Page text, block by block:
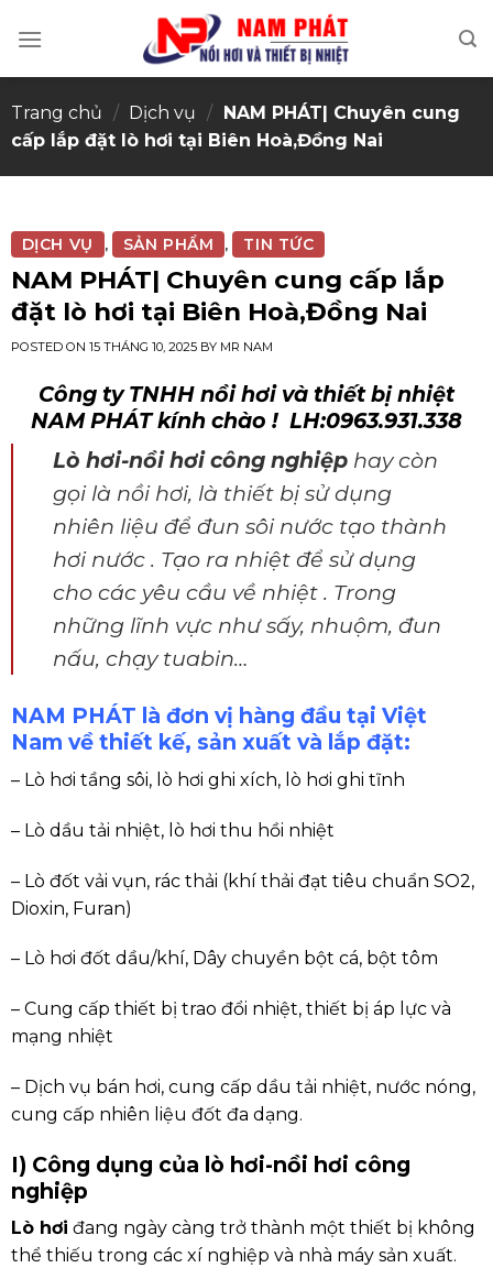
Trang chủ / Dịch vụ / NAM PHÁT| Chuyên cung
cấp lắp đặt lò hơi tại Biên Hoà,Đồng Nai
DỊCH VỤ , SẢN PHẨM , TIN TỨC
NAM PHÁT| Chuyên cung cấp lắp
đặt lò hơi tại Biên Hoà,Đồng Nai
POSTED ON 15 THÁNG 10, 2025BY MR NAM
Công ty TNHH nồi hơi và thiết bị nhiệt
NAM PHÁT kính chào ! LH:0963.931.338
Lò hơi-nồi hơi công nghiệphay còn
gọi là nồi hơi, là thiết bị sử dụng
nhiên liệu để đun sôi nước tạo thành
hơi nước . Tạo ra nhiệt để sử dụng
cho các yêu cầu về nhiệt . Trong
những lĩnh vực như sấy, nhuộm, đun
nấu, chạy tuabin…
NAM PHÁT là đơn vị hàng đầu tại Việt
Nam về thiết kế, sản xuất và lắp đặt:
– Lò hơi tầng sôi, lò hơi ghi xích, lò hơi ghi tĩnh
– Lò dầu tải nhiệt, lò hơi thu hồi nhiệt
– Lò đốt vải vụn, rác thải (khí thải đạt tiêu chuẩn SO2,
Dioxin, Furan)
– Lò hơi đốt dầu/khí, Dây chuyền bột cá, bột tôm
– Cung cấp thiết bị trao đổi nhiệt, thiết bị áp lực và
mạng nhiệt
– Dịch vụ bán hơi, cung cấp dầu tải nhiệt, nước nóng,
cung cấp nhiên liệu đốt đa dạng.
I) Công dụng của lò hơi-nồi hơi công
nghiệp
Lò hơi đang ngày càng trở thành một thiết bị không
thể thiếu trong các xí nghiệp và nhà máy sản xuất.